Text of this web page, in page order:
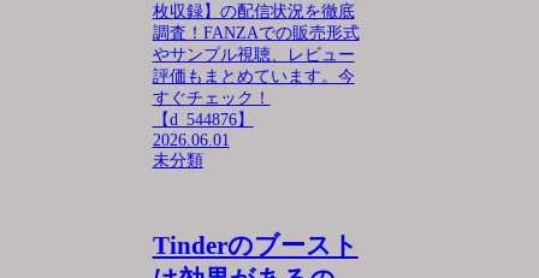
枚収録】の配信状況を徹底
調査！FANZAでの販売形式
やサンプル視聴、レビュー
評価もまとめています。今
すぐチェック！
【d_544876】
2026.06.01
未分類
Tinderのブースト